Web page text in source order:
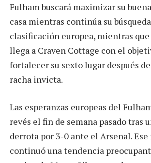
Fulham buscará maximizar su
casa mientras continúa su
clasificación europea, mientras
llega a Craven Cottage con el
fortalecer su sexto lugar después
racha invicta.
Las esperanzas europeas del
revés el fin de semana pasado tras
derrota por 3-0 ante el Arsenal.
continuó una tendencia